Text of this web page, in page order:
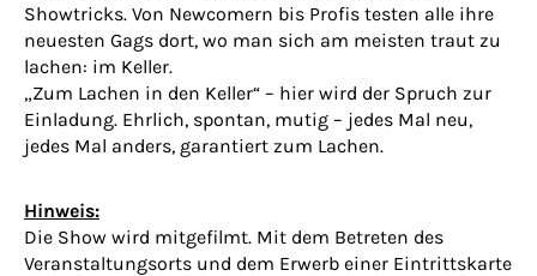
Showtricks. Von Newcomern bis Profis testen alle ihre
neuesten Gags dort, wo man sich am meisten traut zu
lachen: im Keller.
„Zum Lachen in den Keller“ – hier wird der Spruch zur
Einladung. Ehrlich, spontan, mutig – jedes Mal neu,
jedes Mal anders, garantiert zum Lachen.
Hinweis:
Die Show wird mitgefilmt. Mit dem Betreten des
Veranstaltungsorts und dem Erwerb einer Eintrittskarte